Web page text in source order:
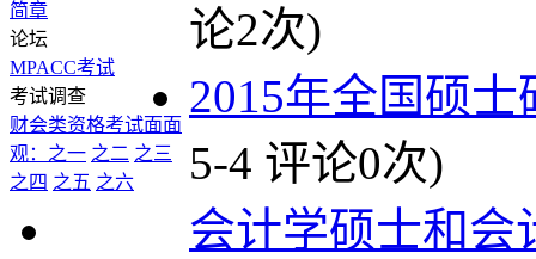
简章
论坛
MPACC考试
考试调查
财会类资格考试面面
观：之一 之二 之三
之四 之五 之六
论2次)
2015年全国硕
5-4 评论0次)
会计学硕士和